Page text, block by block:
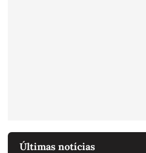
Últimas notícias